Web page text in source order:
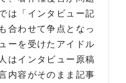
は「インタビュー記
合わせて争点となっ
ーを受けたアイドル
はインタビュー原稿
内容がそのまま記事